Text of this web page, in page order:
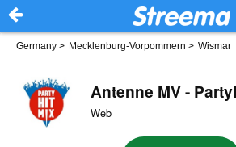
Germany > Mecklenburg-Vorpommern > Wismar
Antenne MV -
Web